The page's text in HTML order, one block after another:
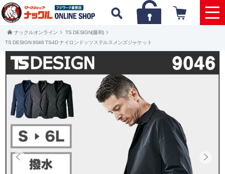
ナックルオンライン
TS DESIGN(藤和)
TS DESIGN 9046 TS4D ナイロンドッツステルスメンズジャケット